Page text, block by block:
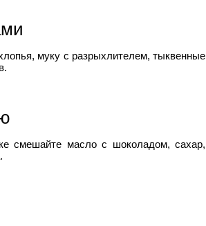
муку с разрыхлителем, тыквенные
смешайте масло с шоколадом, сахар,